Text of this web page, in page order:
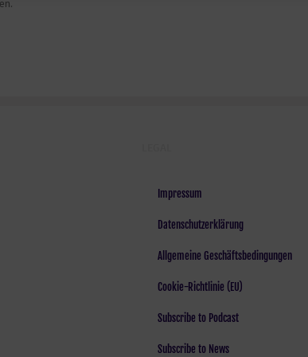
Impressum
Datenschutzerklärung
Allgemeine Geschäftsbedingungen
Cookie-Richtlinie (EU)
Subscribe to Podcast
Subscribe to News